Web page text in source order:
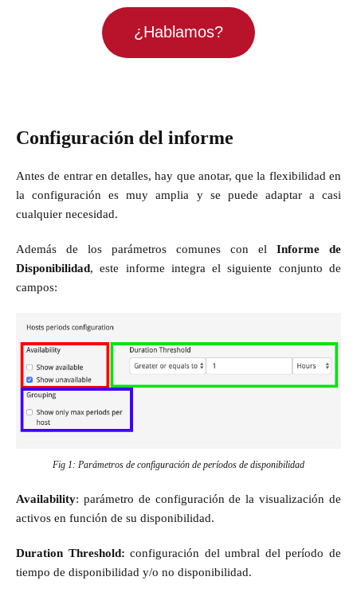
¿ Hablamos?
Configuración del informe
Antes de entrar en detalles, hay que anotar, que la flexibilidad en
la configuración es muy amplia y se puede adaptar a casi
cualquier necesidad.
Además de los parámetros comunes con el Informe de
Disponibilidad, este informe integra el siguiente conjunto de
campos:
Fig 1: Parámetros de configuración de períodos de disponibilidad
Availability: parámetro de configuración de la visualización de
activos en función de su disponibilidad.
Duration Threshold: configuración del umbral del período de
tiempo de disponibilidad y/o no disponibilidad.